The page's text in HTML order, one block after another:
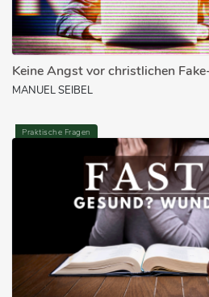
Keine Angst vor christlichen
MANUEL SEIBEL
Praktische Fragen